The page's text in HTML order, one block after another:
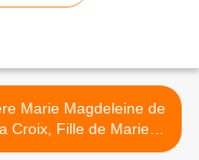
Marie Magdeleine de
Croix, Fille de Marie
réunionnaise >